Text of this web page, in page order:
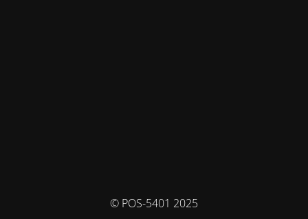
© POS-5401 2025